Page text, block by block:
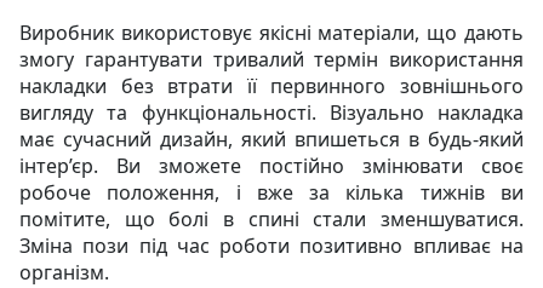
Виробник використовує якісні матеріали, що дають
змогу гарантувати тривалий термін використання
накладки без втрати її первинного зовнішнього
вигляду та функціональності. Візуально накладка
має сучасний дизайн, який впишеться в будь-який
інтер’єр. Ви зможете постійно змінювати своє
робоче положення, і вже за кілька тижнів ви
помітите, що болі в спині стали зменшуватися.
Зміна пози під час роботи позитивно впливає на
організм.